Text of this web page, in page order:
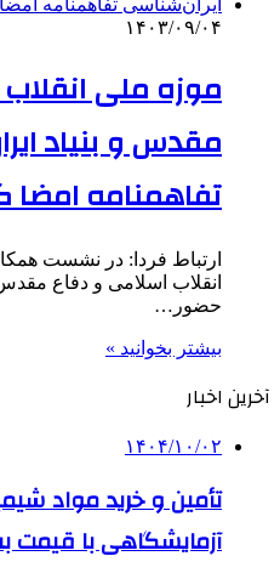
۱۴۰۳/۰۹/۰۴
موزه ملی
مقدس و بنیاد
تفاهمنامه امضا
ارتباط فردا: در نشست
انقلاب اسلامی و دفاع مقدس
حضور…
بیشتر بخوانید »
آخرین اخبار
۱۴۰۴/۱۰/۰۲
تأمین و خرید مواد
آزمایشگاهی با قیمت